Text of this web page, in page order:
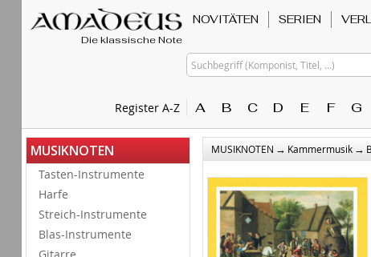
Die klassische Note
Register A-Z
NOVITÄTEN SERIEN
Suchbegriff (Komponist, Titel, ...)
A B C D E F G
MUSIKNOTEN
Tasten-Instrumente
Harfe
Streich-Instrumente
Blas-Instrumente
MUSIKNOTEN → Kammermusik →